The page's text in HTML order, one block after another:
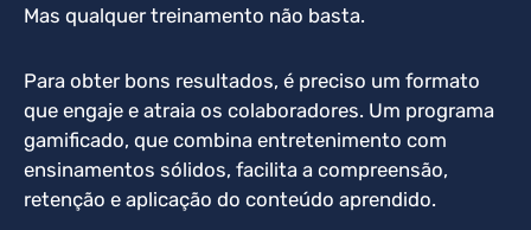
Mas qualquer treinamento não basta.
Para obter bons resultados, é preciso um formato
que engaje e atraia os colaboradores. Um programa
gamificado, que combina entretenimento com
ensinamentos sólidos, facilita a compreensão,
retenção e aplicação do conteúdo aprendido.